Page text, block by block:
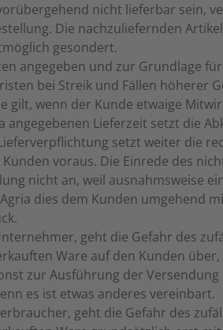
nicht lieferbar sein,
Die nachzuliefernden
gesondert.
angegeben und zur Grundlage
bei Streik und Fällen höherer
gilt, wenn der Kunde etwaige
angegebenen Lieferzeit setzt die
setzt weiter die
voraus. Die Einrede des
nicht an, weil ausnahmsweise
dies dem Kunden umgehend
geht die Gefahr des
Ware auf den Kunden über,
zur Ausführung der Versendung
es ist etwas anderes vereinbart.
geht die Gefahr des